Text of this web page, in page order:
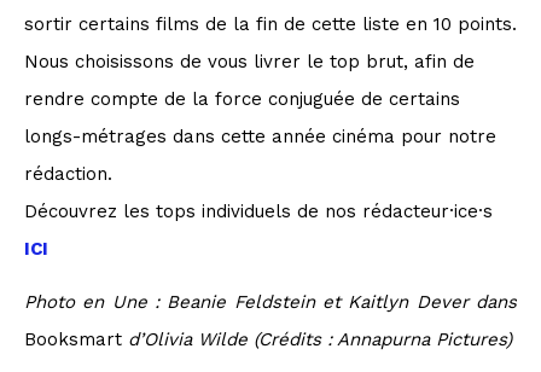
sortir certains films de la fin de cette liste en 10 points.
Nous choisissons de vous livrer le top brut, afin de
rendre compte de la force conjuguée de certains
longs-métrages dans cette année cinéma pour notre
rédaction.
Découvrez les tops individuels de nos rédacteur·ice·s
ICI
Photo en Une : Beanie Feldstein et Kaitlyn Dever dans
Booksmart d’Olivia Wilde (Crédits : Annapurna Pictures)